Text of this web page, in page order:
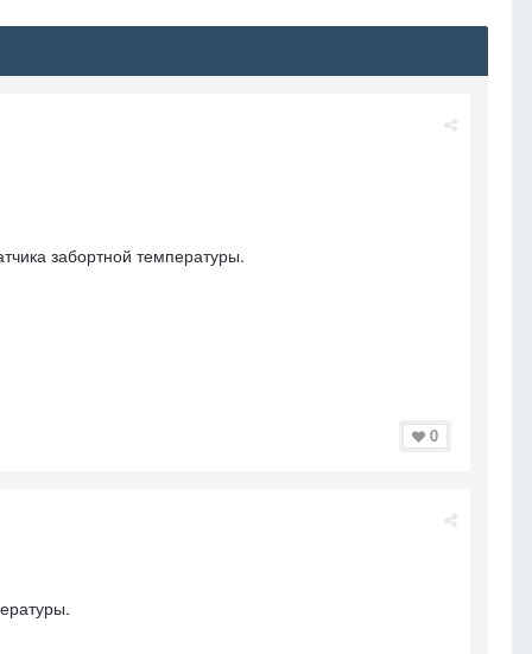
забортной температуры.
0